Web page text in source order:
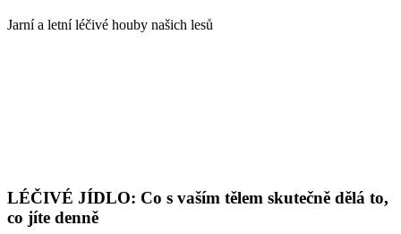
Jarní a letní léčivé houby našich lesů
LÉČIVÉ JÍDLO: Co s vaším tělem skutečně dělá to,
co jíte denně